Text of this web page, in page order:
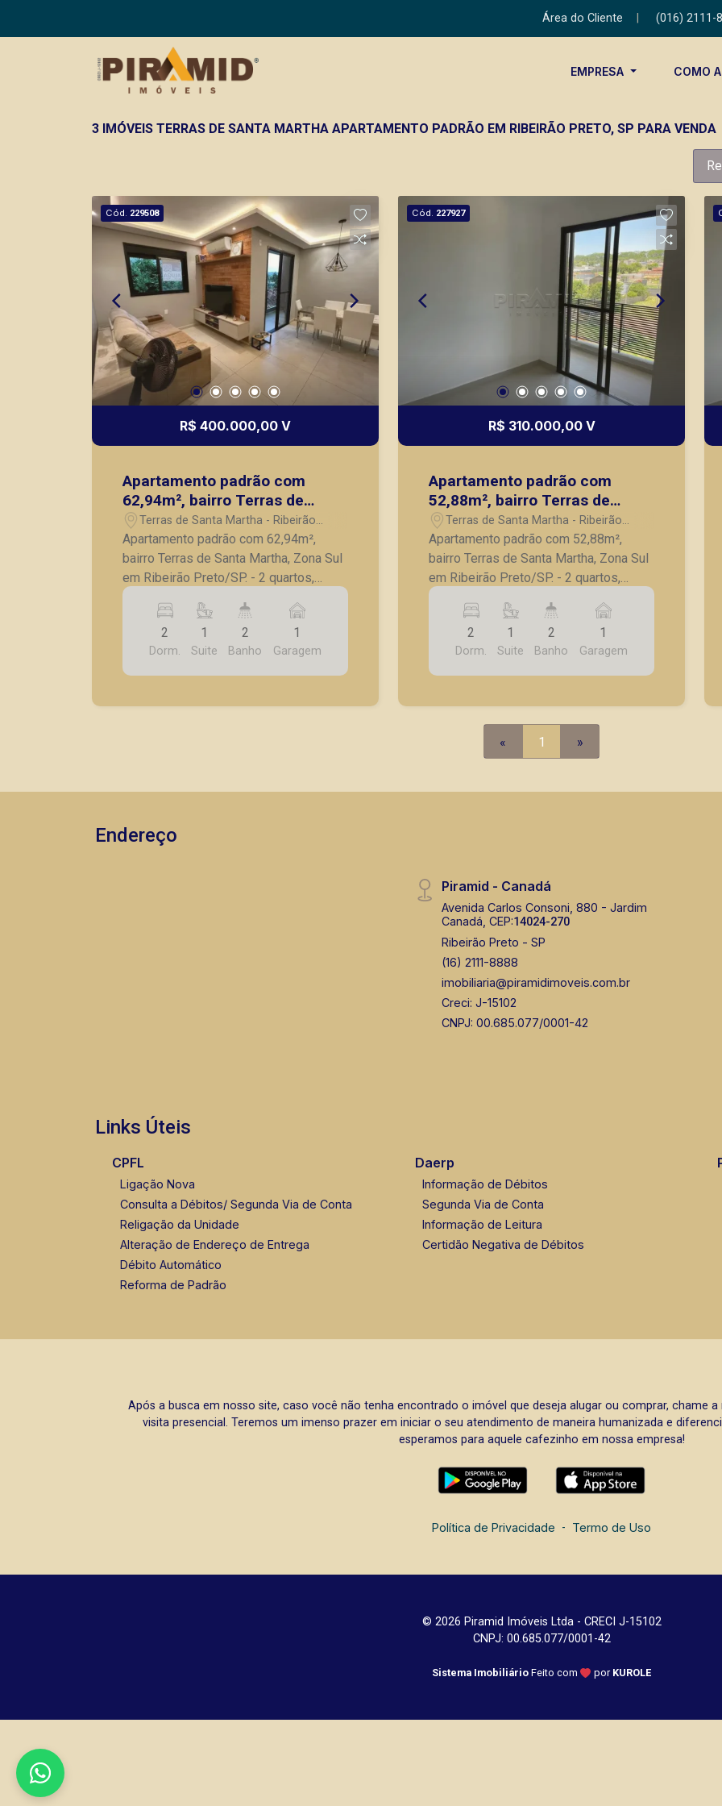
Área do Cliente (016) 2111-
EMPRESA COMO
3 IMÓVEIS TERRAS DE SANTA MARTHA APARTAMENTO PADRÃO EM RIBEIRÃO PRETO, SP PARA VENDA
Cód. 229508
R$ 400.000,00 V
Apartamento padrão com
62,94m², bairro Terras de
Santa Martha, Zona Sul em
Ribeirão Preto/SP.
Terras de Santa Martha - Ribeirão
Preto/SP
Apartamento padrão com 62,94m²,
bairro Terras de Santa Martha, Zona Sul
em Ribeirão Preto/SP. - 2 quartos,
sendo 1 suíte completo em armários; -
Banheiro social; - Sala para 2
ambientes; - Cozinha planejada; -
Lavanderia; - Sacada; - 1 vaga de
garagem. A Piramid tem como objetivo
2
Dorm.
1
Suite
2
Banho
1
Garagem
Cód. 227927
R$ 310.000,00 V
Apartamento padrão com
52,88m², bairro Terras de
Santa Martha, Zona Sul em
Ribeirão Preto/SP.
Terras de Santa Martha - Ribeirão
Preto/SP
Apartamento padrão com 52,88m²,
bairro Terras de Santa Martha, Zona Sul
em Ribeirão Preto/SP. - 2 quartos,
sendo 1 suíte; - Banheiro social; - Sala;
- Sacada; - Cozinha; - Lavanderia; - 1
vaga de garagem. A Piramid tem como
objetivo atender seus clientes com
agilidade e segurança, em locação,
2
Dorm.
1
Suite
2
Banho
1
Garagem
« 1 »
Endereço
Piramid - Canadá
Avenida Carlos Consoni, 880 - Jardim
Canadá, CEP:14024-270
Ribeirão Preto - SP
(16) 2111-8888
imobiliaria@piramidimoveis.com.br
Creci: J-15102
CNPJ: 00.685.077/0001-42
Links Úteis
CPFL
Ligação Nova
Consulta a Débitos/ Segunda Via de Conta
Religação da Unidade
Alteração de Endereço de Entrega
Débito Automático
Reforma de Padrão
Daerp
Informação de Débitos
Segunda Via de Conta
Informação de Leitura
Certidão Negativa de Débitos
Após a busca em nosso site, caso você não tenha encontrado o imóvel que deseja alugar ou comprar, chame
visita presencial. Teremos um imenso prazer em iniciar o seu atendimento de maneira humanizada e
esperamos para aquele cafezinho em nossa empresa!
Política de Privacidade - Termo de Uso
© 2026 Piramid Imóveis Ltda - CRECI J-15102
CNPJ: 00.685.077/0001-42
Sistema Imobiliário Feito com por KUROLE